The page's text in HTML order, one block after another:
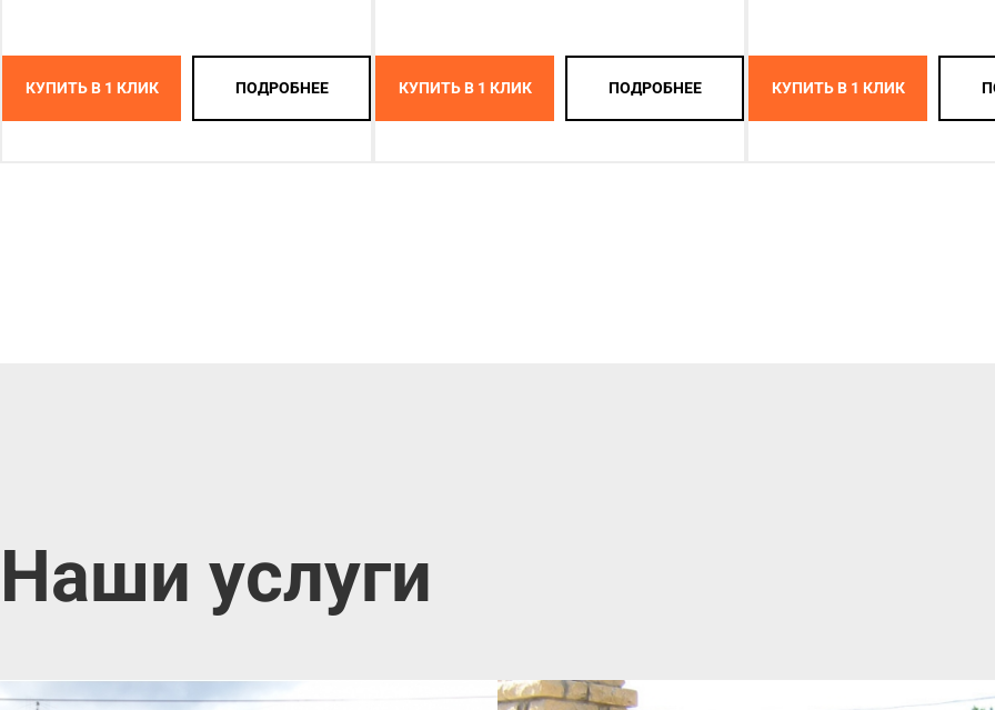
КУПИТЬ В 1 КЛИК ПОДРОБНЕЕ КУПИТЬ В 1 КЛИК ПОДРОБНЕЕ КУПИТЬ В 1 КЛИК
Наши услуги